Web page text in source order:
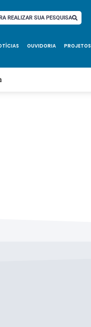
REALIZAR SUA PESQUISA
OUVIDORIA PROJETOS